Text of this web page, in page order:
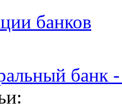
банков
банк